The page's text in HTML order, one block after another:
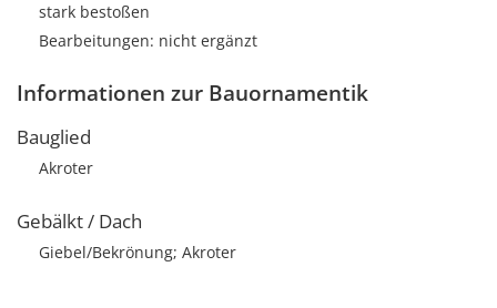
stark bestoßen
Bearbeitungen: nicht ergänzt
Informationen zur Bauornamentik
Bauglied
Akroter
Gebälkt / Dach
Giebel/Bekrönung; Akroter